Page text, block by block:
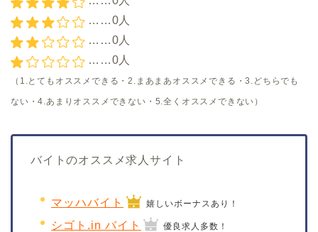
……0人
……0人
……0人
（1.とてもオススメできる・2.まあまあオススメできる・3.どちらでも
ない・4.あまりオススメできない・5.全くオススメできない）
バイトのオススメ求人サイト
マッハバイト 嬉しいボーナスあり！
シゴト.in バイト 優良求人多数！